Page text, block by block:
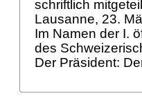
schriftlich
Lausanne, 23.
Im Namen der I.
des
Der Präsident: